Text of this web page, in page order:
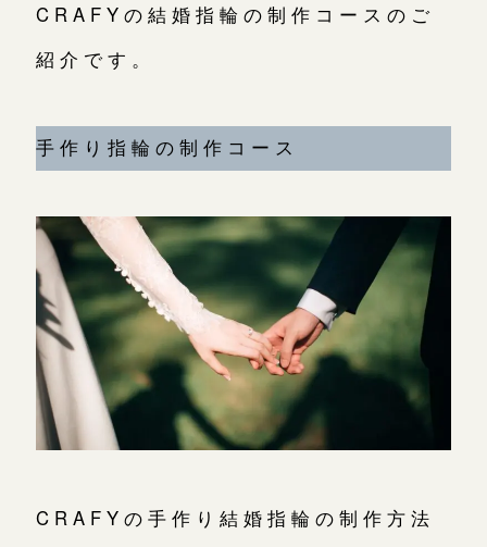
CRAFYの結婚指輪の制作コースのご
紹介です。
手作り指輪の制作コース
CRAFYの手作り結婚指輪の制作方法
広島店
オーダーメイド